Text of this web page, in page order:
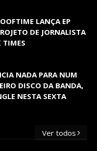
LANÇA EP
DE JORNALISTA
TIMES
NADA PARA NUM
DISCO DA BANDA,
NESTA SEXTA
Ver todos